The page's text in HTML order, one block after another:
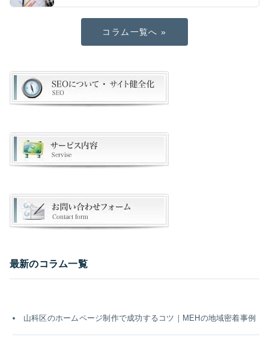
コラム一覧へ »
最新のコラム一覧
山科区のホームページ制作で成功するコツ｜MEHの地域密着事例